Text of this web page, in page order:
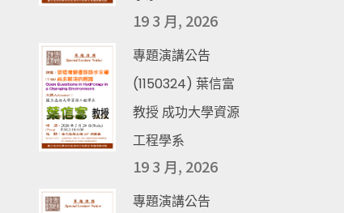
19 3 月, 2026
專題演講公告
(1150324) 葉信富
教授 成功大學資源
工程學系
19 3 月, 2026
專題演講公告